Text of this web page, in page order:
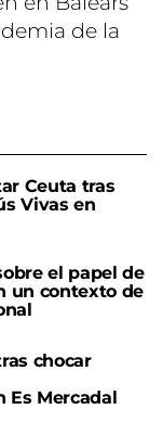
de la
Ceuta tras
Vivas en
el papel de
un contexto de
chocar
Es Mercadal